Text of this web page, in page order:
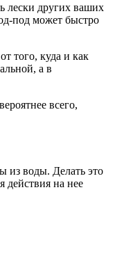
лески других ваших
под может быстро
того, куда и как
а в
всего,
из воды. Делать это
действия на нее